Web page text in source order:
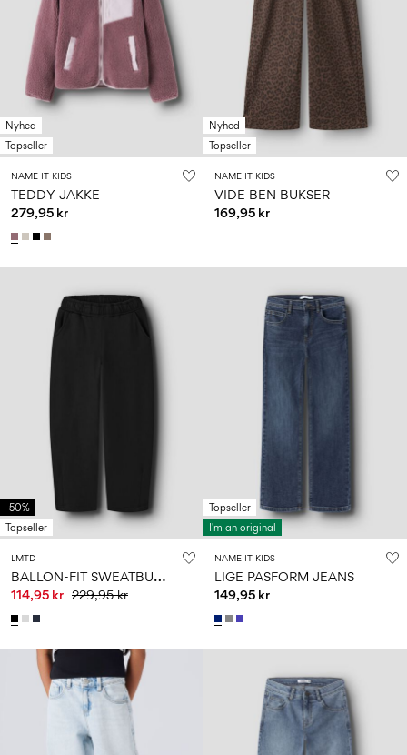
Nyhed
Topseller
NAME IT KIDS
TEDDY JAKKE
279,95 kr
Nyhed
Topseller
NAME IT KIDS
VIDE BEN BUKSER
169,95 kr
-50%
Topseller
LMTD
B
ALLON-FIT SWEATBUKSER
114,95 kr 229,95 kr
Topseller
I'm an original
NAME IT KIDS
LIGE PASFORM JEANS
149,95 kr